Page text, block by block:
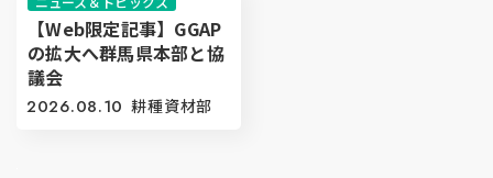
【Web限定記事】GGAP
の拡大へ群馬県本部と協
議会
2026.08.10 耕種資材部